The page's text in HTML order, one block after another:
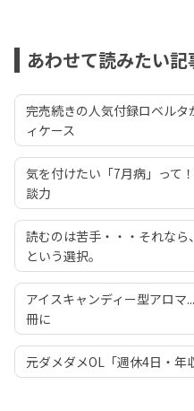
あわせて読みたい記
完売続きの人気付録ロベル
ィケース
気を付けたい「7月病」って
談力
読むのは苦手・・・それなら
という選択。
アイスキャンディー型アロ
冊に
元ダメダメOL「週休4日・年